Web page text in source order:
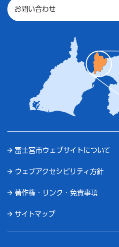
お問い合わせ
富士宮市ウェブサイトについて
ウェブアクセシビリティ方針
著作権・リンク・免責事項
サイトマップ